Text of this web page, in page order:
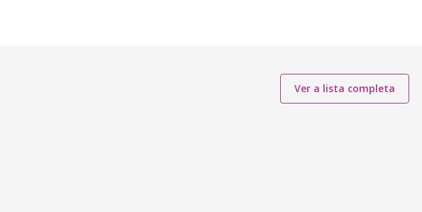
Ver a lista completa